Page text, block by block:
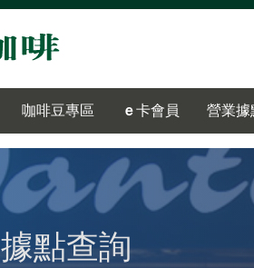
咖啡豆專區 ｅ卡會員 營業據
據點查詢